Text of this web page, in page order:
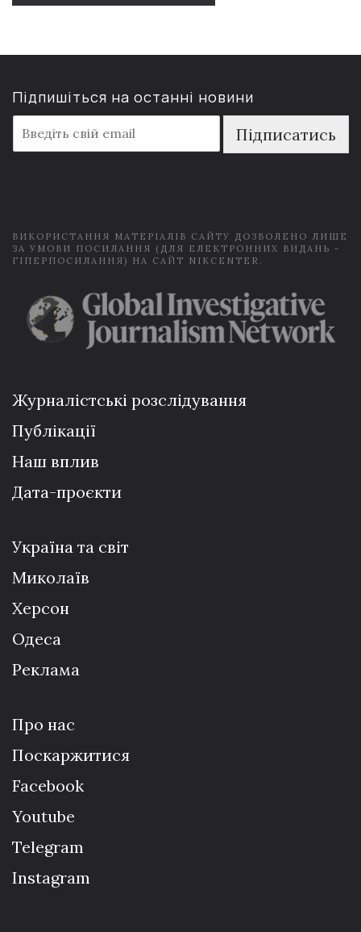
Підпишіться на останні новини
m
a
Підписатись
ВИКОРИСТАННЯ МАТЕРІАЛІВ САЙТУ ДОЗВОЛЕНО ЛИШЕ
ЗА УМОВИ ПОСИЛАННЯ (ДЛЯ ЕЛЕКТРОННИХ ВИДАНЬ -
ГІПЕРПОСИЛАННЯ) НА САЙТ NIKCENTER.
Журналістські розслідування
Публікації
Наш вплив
Дата-проєкти
Україна та світ
Миколаїв
Херсон
Одеса
Реклама
Про нас
Поскаржитися
Facebook
Youtube
Telegram
Instagram